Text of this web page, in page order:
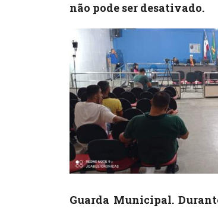
não pode ser desativado.
Guarda Municipal.